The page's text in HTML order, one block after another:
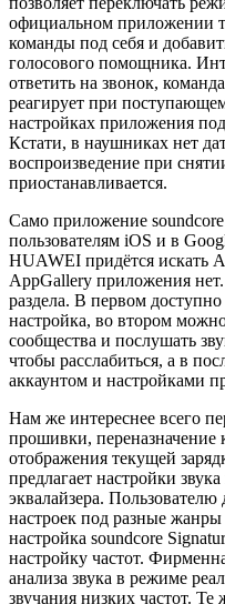
официальном приложении
команды под себя и
голосового помощника.
ответить на звонок,
реагирует при
настройках приложения
Кстати, в наушниках нет
воспроизведение при
приостанавливается.
Само приложение
пользователям iOS и в
HUAWEI придётся искать
AppGallery приложения
раздела. В первом
настройка, во втором
сообщества и послушать
чтобы расслабиться, а в
аккаунтом и настройками
Нам же интереснее всего
прошивки,
отображения текущей
предлагает настройки
эквалайзера. Пользователю
настроек под разные
настройка soundcore
настройку частот.
анализа звука в режиме
звучания низких частот. Те